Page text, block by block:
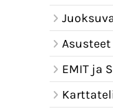
Asusteet
EMIT ja